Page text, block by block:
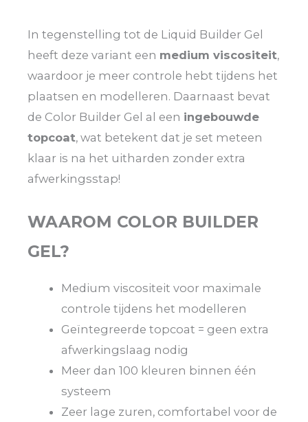
In tegenstelling tot de Liquid Builder Gel
heeft deze variant een medium viscositeit,
waardoor je meer controle hebt tijdens het
plaatsen en modelleren. Daarnaast bevat
de Color Builder Gel al een ingebouwde
topcoat, wat betekent dat je set meteen
klaar is na het uitharden zonder extra
afwerkingsstap!
WAAROM COLOR BUILDER
GEL?
Medium viscositeit voor maximale
controle tijdens het modelleren
Geïntegreerde topcoat = geen extra
afwerkingslaag nodig
Meer dan 100 kleuren binnen één
systeem
Zeer lage zuren, comfortabel voor de